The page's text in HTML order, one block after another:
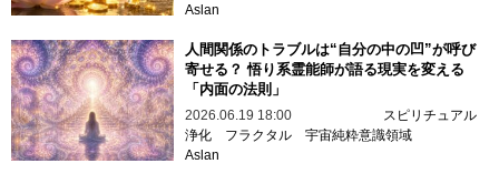
Aslan
人間関係のトラブルは“自分の中の凹”が呼び
寄せる？ 悟り系霊能師が語る現実を変える
「内面の法則」
2026.06.19 18:00
スピリチュアル
浄化
フラクタル 宇宙純粋意識領域
Aslan